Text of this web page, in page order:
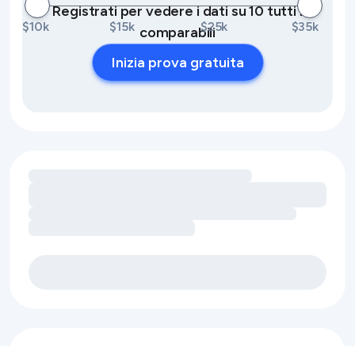
$10k $15k $25k $35k
Registrati per vedere i dati su 10 tutti i
comparabili
Inizia prova gratuita